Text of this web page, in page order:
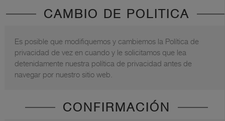
CAMBIO DE POLITICA
Es posible que modifiquemos y cambiemos la Política de
privacidad de vez en cuando y le solicitamos que lea
detenidamente nuestra política de privacidad antes de
navegar por nuestro sitio web.
CONFIRMACIÓN